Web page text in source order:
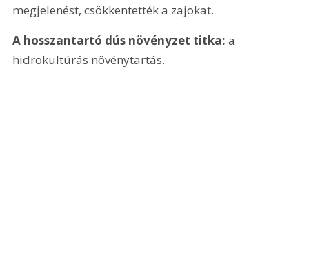
megjelenést, csökkentették a zajokat.
A hosszantartó dús növényzet titka: a
hidrokultúrás növénytartás.